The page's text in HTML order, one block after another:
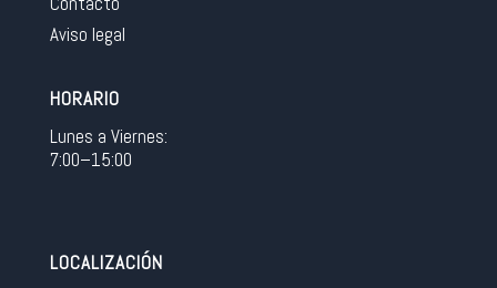
Aviso legal
HORARIO
Lunes a Viernes:
7:00–15:00
LOCALIZACIÓN